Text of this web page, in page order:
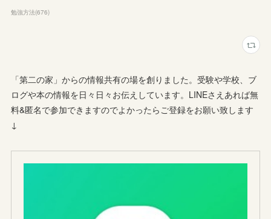
勉強方法(676)
「第二の家」からの情報共有の場を創りました。受験や学校、ブ
ログや本の情報を日々日々お伝えしています。LINEさえあれば無
料&匿名で参加できますのでよかったらご登録をお願い致します
↓